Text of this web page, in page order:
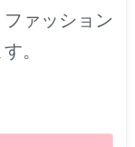
ァッション
。